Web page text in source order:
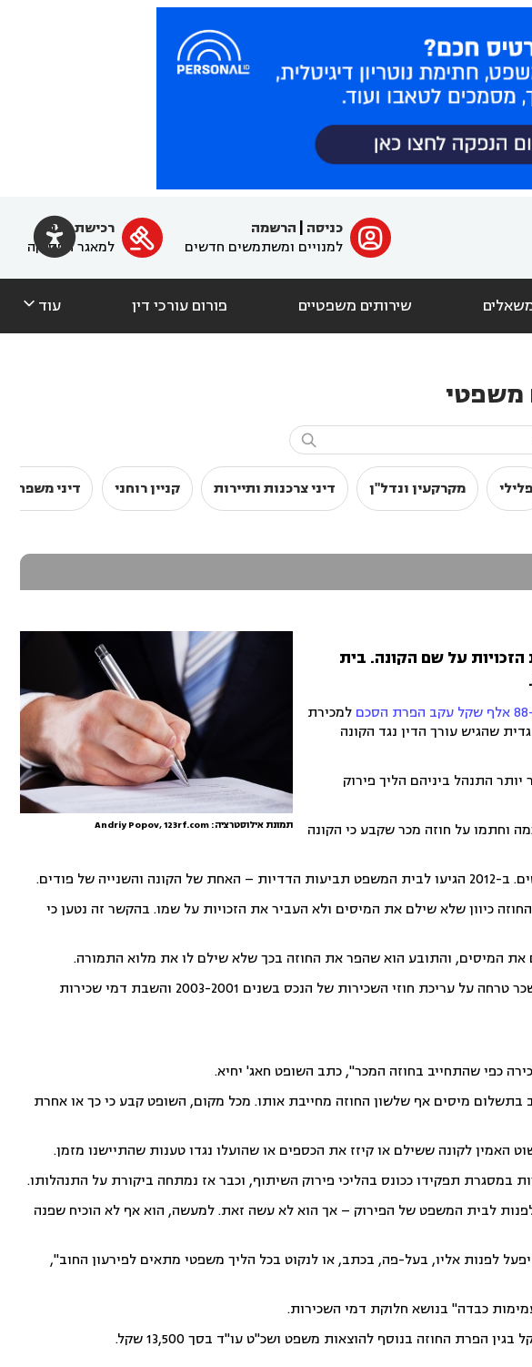
 ﱐ כניסה
הרשמה
למנויים ומשתמשים חדשים

רכישת מנוי
למאגר הפסיקה
שירותים משפטיים פורום עורכי דין עוד 
משפטי

פלילי מקרקעין ונדל"ן דיני צרכנות ותיירות קניין רוחני דיני משפחה
תמונת אילוסטרציה: Andriy Popov, 123rf.com
על שם הקונה. בית
למכירת
שהגיש עורך הדין נגד הקונה
התנהל ביניהם הליך פירוק
2005 הקונה ופודים הגיעו להסכמה וחתמו על חוזה מכר שקבע כי הקונה
של פודים.
כיוון שלא שילם את המיסים ולא העביר את הזכויות על שמו. בהקשר זה נטען כי
המיסים, והתובע הוא שהפר את החוזה בכך שלא שילם לו את מלוא התמורה.
בתביעה שלו הוא טען כי הקונה חייב לו כספי הוצאות משפט על ההליך הקודם, שכר טרחה על עריכת חוזי השכירות של הנכס בשנים 2003-2001 והשבת דמי שכירות
כפי שהתחייב בחוזה המכר", כתב השופט חאג' יחיא.
בתשלום מיסים אף שלשון החוזה מחייבת אותו. מכל מקום, השופט קבע כי כך או אחרת
לקונה ששילם או קיזז את הכספים או שהועלו נגדו טענות שהתיישנו מזמן.
תפקידו ככונס בהליכי פירוק השיתוף, וכבר אז נמתחה ביקורת על התנהלותו.
לבית המשפט של הפירוק – אך הוא לא עשה זאת. למעשה, הוא אף לא הוכיח שפנה
לפנות אליו, בעל-פה, בכתב, או לנקוט בכל הליך משפטי מתאים לפירעון החוב",
כבדה" בנושא חלוקת דמי השכירות.